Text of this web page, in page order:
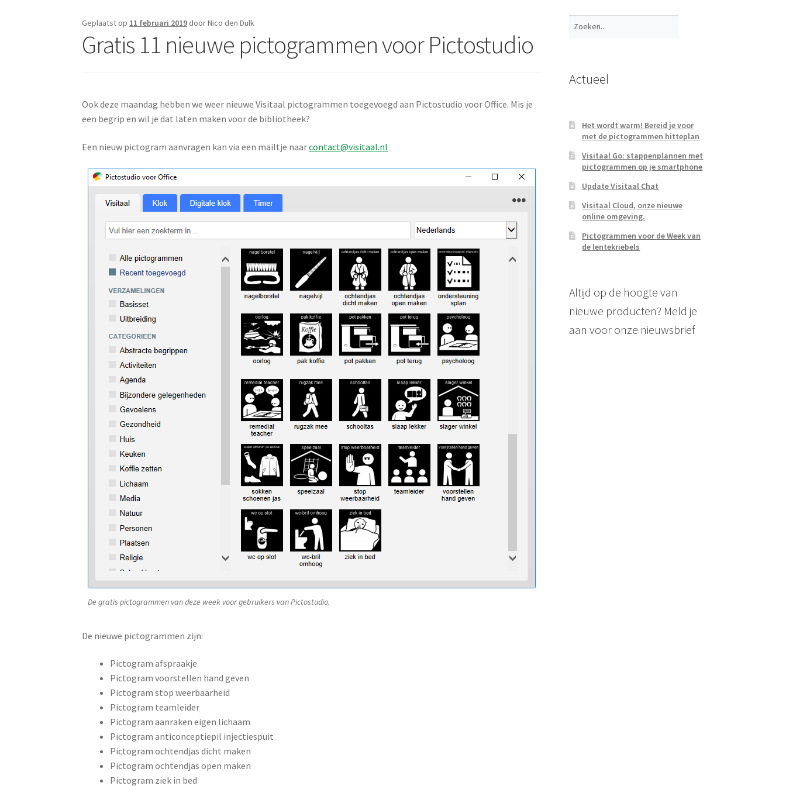
Geplaatst op 11 februari 2019 door Nico den Dulk
Gratis 11 nieuwe pictogrammen voor Pictostudio
Ook deze maandag hebben we weer nieuwe Visitaal pictogrammen toegevoegd aan Pictostudio voor Office. Mis je
een begrip en wil je dat laten maken voor de bibliotheek?
Een nieuw pictogram aanvragen kan via een mailtje naarcontact@visitaal.nl
De gratis pictogrammen van deze week voor gebruikers van Pictostudio.
De nieuwe pictogrammen zijn:
Pictogram afspraakje
Pictogram voorstellen hand geven
Pictogram stop weerbaarheid
Pictogram teamleider
Pictogram aanraken eigen lichaam
Pictogram anticonceptiepil injectiespuit
Pictogram ochtendjas dicht maken
Pictogram ochtendjas open maken
Pictogram ziek in bed
Zoeken
Actueel
Het wordt warm! Bereid je voor
met de pictogrammen hitteplan
Visitaal Go: stappenplannen met
pictogrammen op je smartphone
Update Visitaal Chat
Visitaal Cloud, onze nieuwe
online omgeving.
Pictogrammen voor de Week van
de lentekriebels
Altijd op de hoogte van
nieuwe producten? Meld je
aan voor onze nieuwsbrief